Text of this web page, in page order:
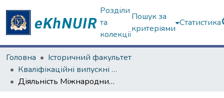
Розділи
та
колекції
Пошук за
критеріями
Статистика
Головна
Історичний факультет
Кваліфікаційні випускні роботи бакалаврів. Історичний факультет
Діяльність Міжнародних конгресів історичних наук (1990–2022 рр.) та тенденції розвитку сучасної історичної науки